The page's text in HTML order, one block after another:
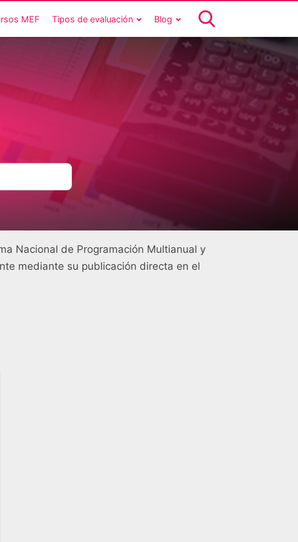
MEF Tipos de evaluación Blog
Nacional de Programación Multianual y
mediante su publicación directa en el